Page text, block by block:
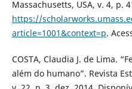
Massachusetts, USA, v. 4, p.
https://
article=1001&context=p.
COSTA, Claudia J. de Lima.
além do humano”. Revista